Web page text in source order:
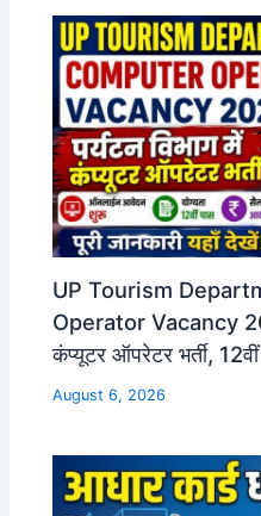
UP Tourism
Operator Vacancy
कंप्यूटर ऑपरेटर भर्ती,
August 6, 2026